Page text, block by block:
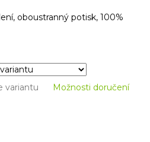
variantu Možnosti doručení
oboustranný potisk, 100%